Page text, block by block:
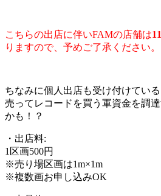
こちらの出店に伴いFAMの店舗は
りますので、予めご了承ください。
ちなみに個人出店も受け付けてい
売ってレコードを買う軍資金を調
かも！？
・出店料:
1区画500円
※売り場区画は1m×1m
※複数画お申し込みOK